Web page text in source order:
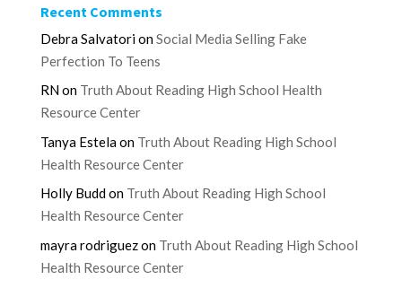
Recent Comments
Debra SalvatorionSocial Media Selling Fake
Perfection To Teens
RNon Truth About Reading High School Health
Resource Center
Tanya Estelaon Truth About Reading High School
Health Resource Center
Holly Buddon Truth About Reading High School
Health Resource Center
mayra rodriguezon Truth About Reading High School
Health Resource Center